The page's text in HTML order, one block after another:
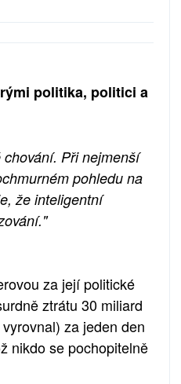
politika, politici a
Při nejmenší
pohledu na
že inteligentní
za její politické
ztrátu 30 miliard
za jeden den
nikdo se pochopitelně